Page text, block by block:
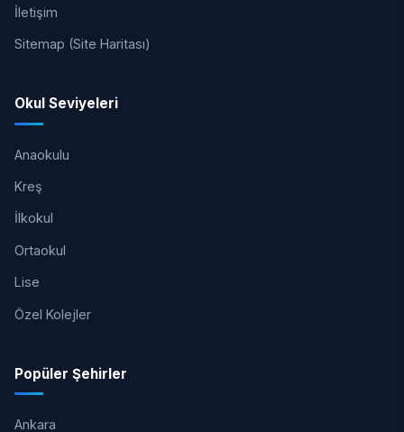
İletişim
Sitemap (Site Haritası)
Okul Seviyeleri
Anaokulu
Kreş
İlkokul
Ortaokul
Lise
Özel Kolejler
Popüler Şehirler
Ankara